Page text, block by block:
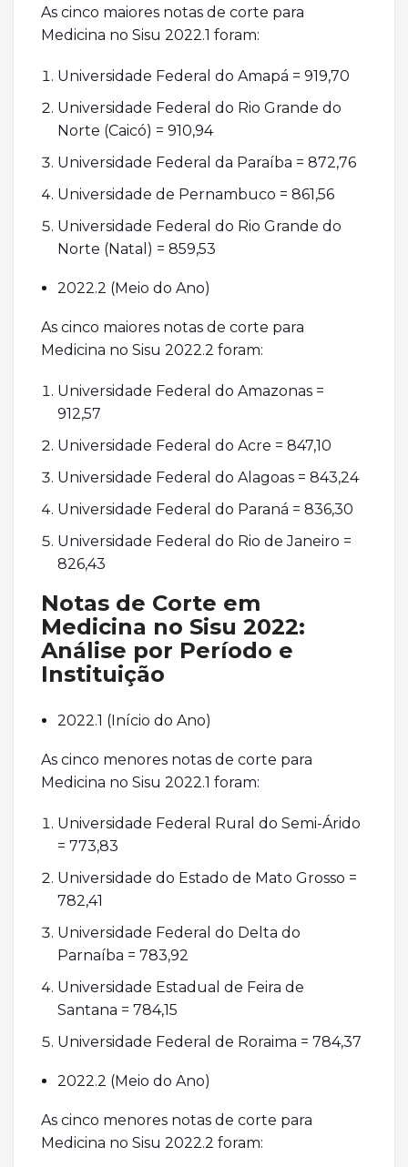
As cinco maiores notas de corte para
Medicina no Sisu 2022.1 foram:
Universidade Federal do Amapá = 919,70
Universidade Federal do Rio Grande do
Norte (Caicó) = 910,94
Universidade Federal da Paraíba = 872,76
Universidade de Pernambuco = 861,56
Universidade Federal do Rio Grande do
Norte (Natal) = 859,53
2022.2 (Meio do Ano)
As cinco maiores notas de corte para
Medicina no Sisu 2022.2 foram:
Universidade Federal do Amazonas =
912,57
Universidade Federal do Acre = 847,10
Universidade Federal do Alagoas = 843,24
Universidade Federal do Paraná = 836,30
Universidade Federal do Rio de Janeiro =
826,43
Notas de Corte em
Medicina no Sisu 2022:
Análise por Período e
Instituição
2022.1 (Início do Ano)
As cinco menores notas de corte para
Medicina no Sisu 2022.1 foram:
Universidade Federal Rural do Semi-Árido
= 773,83
Universidade do Estado de Mato Grosso =
782,41
Universidade Federal do Delta do
Parnaíba = 783,92
Universidade Estadual de Feira de
Santana = 784,15
Universidade Federal de Roraima = 784,37
2022.2 (Meio do Ano)
As cinco menores notas de corte para
Medicina no Sisu 2022.2 foram: